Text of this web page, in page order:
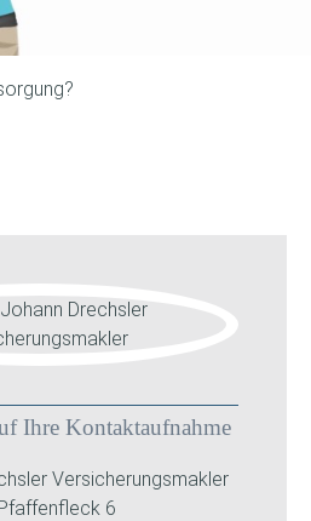
Ihre Kontaktaufnahme
Versicherungsmakler
6